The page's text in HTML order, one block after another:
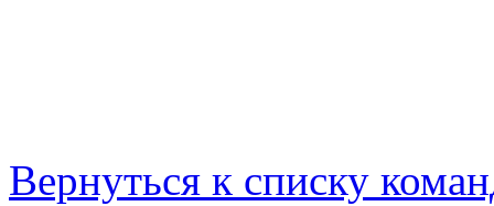
Вернуться к списку